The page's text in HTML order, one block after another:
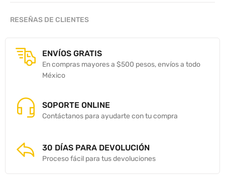
RESEÑAS DE CLIENTES
ENVÍOS GRATIS
En compras mayores a $500 pesos, envíos a todo
México
SOPORTE ONLINE
Contáctanos para ayudarte con tu compra
30 DÍAS PARA DEVOLUCIÓN
Proceso fácil para tus devoluciones